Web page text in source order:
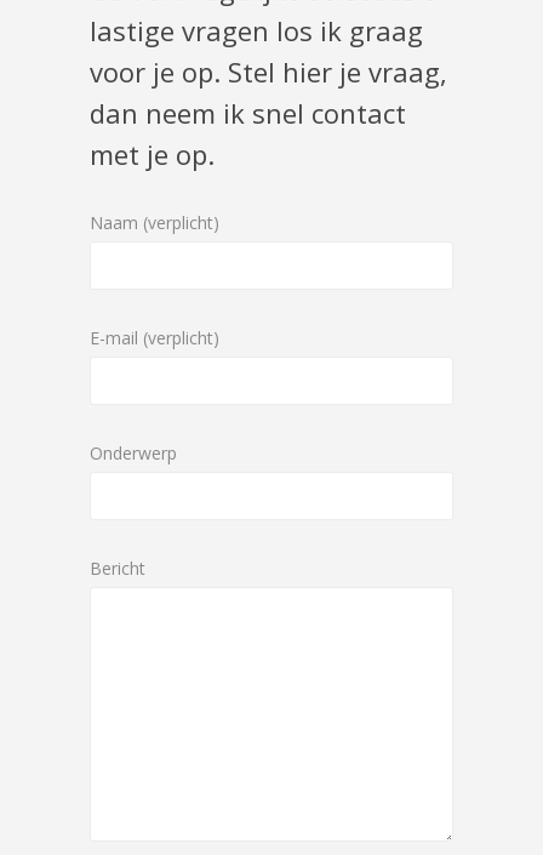
lastige vragen los ik graag
voor je op. Stel hier je vraag,
dan neem ik snel contact
met je op.
Naam (verplicht)
E-mail (verplicht)
Onderwerp
Bericht